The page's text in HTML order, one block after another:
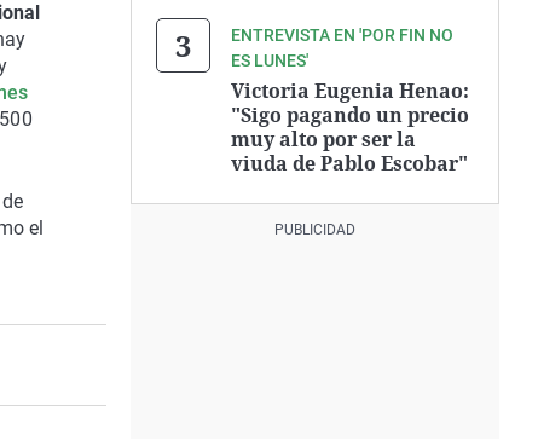
el
ENTREVISTA EN 'POR FIN NO
ES LUNES'
Victoria Eugenia Henao:
"Sigo pagando un precio
muy alto por ser la
viuda de Pablo Escobar"